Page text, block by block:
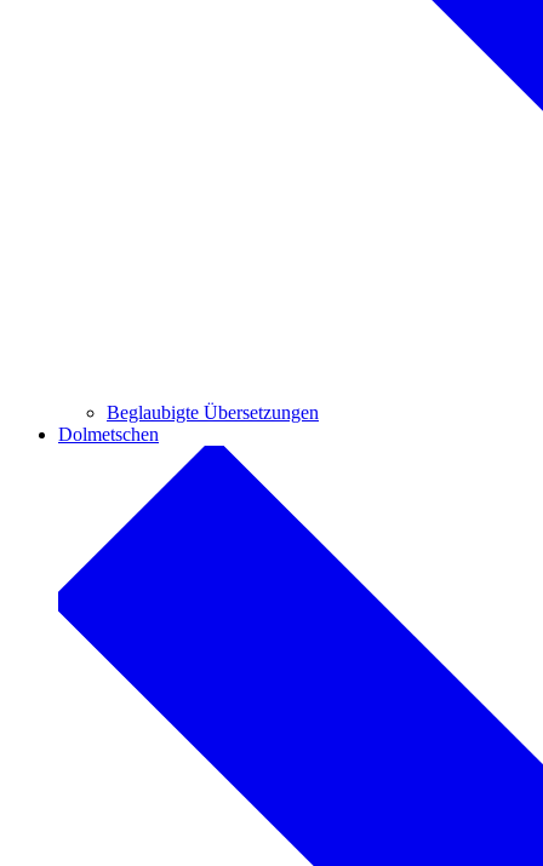
Beglaubigte Übersetzungen
Dolmetschen